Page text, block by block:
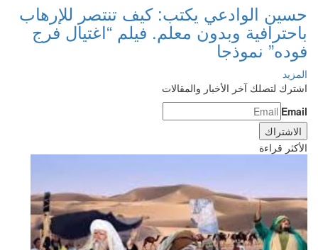
حسين الوادعي يكتب: كيف تنتصر للإرهاب
باحترافية وبدون معلم. فيلم “اغتيال فرج
فوده” نموذجا
المزيد
اشترك لتصلك آخر الأخبار والمقالات
Email
الأكثر قراءة